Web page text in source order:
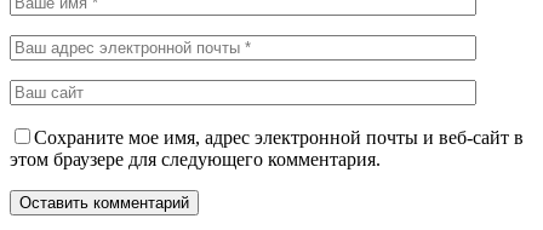
Сохраните мое имя, адрес электронной почты и веб-сайт в
этом браузере для следующего комментария.